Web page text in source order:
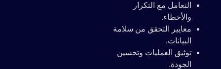
التعامل مع التكرار
والأخطاء.
معايير التحقق من سلامة
البيانات.
توثيق العمليات وتحسين
الجودة.